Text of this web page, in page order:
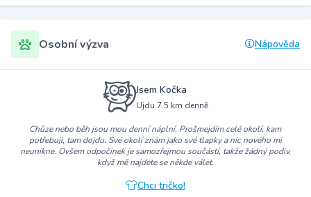
Osobní výzva Nápověda
Jsem Kočka
Ujdu 7.5 km denně
Chůze nebo běh jsou mou denní náplní. Prošmejdím celé okolí, kam
potřebuji, tam dojdu. Své okolí znám jako své tlapky a nic nového mi
neunikne. Ovšem odpočinek je samozřejmou součástí, takže žádný podiv,
když mě najdete se někde válet.
Chci tričko!